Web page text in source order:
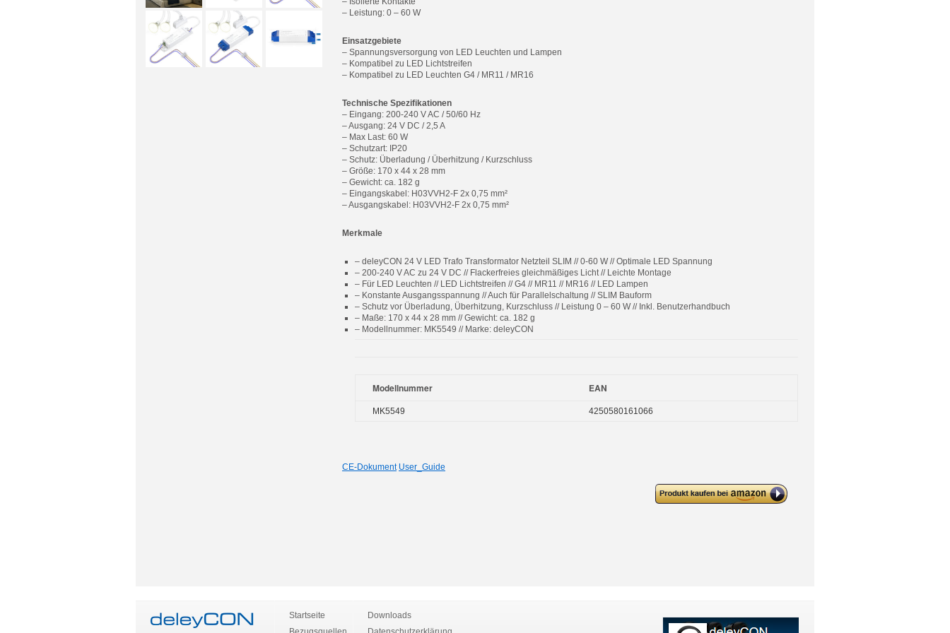
– Leistung: 0 – 60 W
Einsatzgebiete
– Spannungsversorgung von LED Leuchten und Lampen
– Kompatibel zu LED Lichtstreifen
– Kompatibel zu LED Leuchten G4 / MR11 / MR16
Technische Spezifikationen
– Eingang: 200-240 V AC / 50/60 Hz
– Ausgang: 24 V DC / 2,5 A
– Max Last: 60 W
– Schutzart: IP20
– Schutz: Überladung / Überhitzung / Kurzschluss
– Größe: 170 x 44 x 28 mm
– Gewicht: ca. 182 g
– Eingangskabel: H03VVH2-F 2x 0,75 mm²
– Ausgangskabel: H03VVH2-F 2x 0,75 mm²
Merkmale
– deleyCON 24 V LED Trafo Transformator Netzteil SLIM // 0-60 W // Optimale LED Spannung
– 200-240 V AC zu 24 V DC // Flackerfreies gleichmäßiges Licht // Leichte Montage
– Für LED Leuchten // LED Lichtstreifen // G4 // MR11 // MR16 // LED Lampen
– Konstante Ausgangsspannung // Auch für Parallelschaltung // SLIM Bauform
– Schutz vor Überladung, Überhitzung, Kurzschluss // Leistung 0 – 60 W // Inkl. Benutzerhandbuch
– Maße: 170 x 44 x 28 mm // Gewicht: ca. 182 g
– Modellnummer: MK5549 // Marke: deleyCON
Modellnummer EAN
MK5549 4250580161066
CE-Dokument User_Guide
deleyCON 24 V SLIM LED Trafo
Transformator Netzteil 0-60 W
Startseite
Downloads